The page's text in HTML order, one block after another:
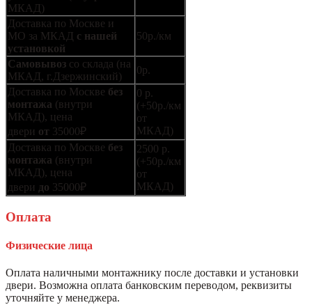
МКАД)
Доставка по Москве и
МО за МКАД с нашей
установкой
50р./км
Самовывоз со склада (на
МКАД, г.Дзержинский)
0р.
Доставка по Москве без
монтажа (внутри
МКАД), цена
двери от 35000₽
0 р.
(+50р./км
от
МКАД)
Доставка по Москве без
монтажа (внутри
МКАД), цена
двери до 35000₽
2500 р.
(+50р./км
от
МКАД)
Оплата
Физические лица
Оплата наличными монтажнику после доставки и установки
двери. Возможна оплата банковским переводом, реквизиты
уточняйте у менеджера.